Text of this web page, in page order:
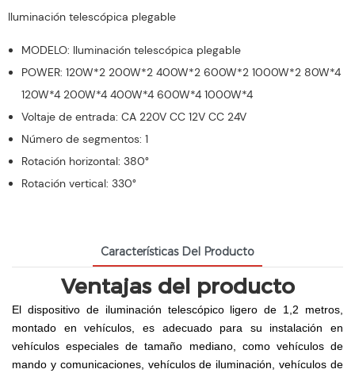
Iluminación telescópica plegable
MODELO: Iluminación telescópica plegable
POWER: 120W*2 200W*2 400W*2 600W*2 1000W*2 80W*4
120W*4 200W*4 400W*4 600W*4 1000W*4
Voltaje de entrada: CA 220V CC 12V CC 24V
Número de segmentos: 1
Rotación horizontal: 380°
Rotación vertical: 330°
Características Del Producto
Ventajas del producto
El dispositivo de iluminación telescópico ligero de 1,2 metros,
montado en vehículos, es adecuado para su instalación en
vehículos especiales de tamaño mediano, como vehículos de
mando y comunicaciones, vehículos de iluminación, vehículos de